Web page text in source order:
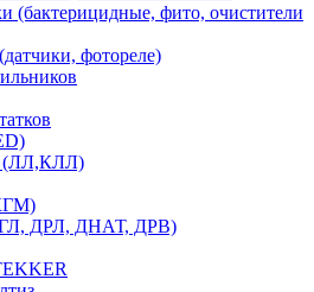
(бактерицидные, фито, очистители
фотореле)
(ЛЛ,КЛЛ)
ДРЛ, ДНАТ, ДРВ)